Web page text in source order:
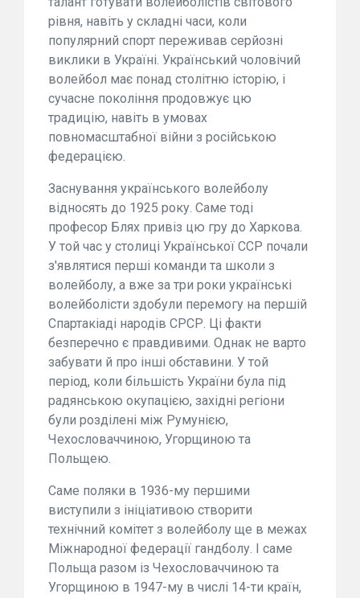
рівня, навіть у складні часи, коли
популярний спорт переживав серйозні
виклики в Україні. Український чоловічий
волейбол має понад столітню історію, і
сучасне покоління продовжує цю
традицію, навіть в умовах
повномасштабної війни з російською
федерацією.
Заснування українського волейболу
відносять до 1925 року. Саме тоді
професор Блях привіз цю гру до Харкова.
У той час у столиці Української ССР почали
з'являтися перші команди та школи з
волейболу, а вже за три роки українські
волейболісти здобули перемогу на першій
Спартакіаді народів СРСР. Ці факти
безперечно є правдивими. Однак не варто
забувати й про інші обставини. У той
період, коли більшість України була під
радянською окупацією, західні регіони
були розділені між Румунією,
Чехословаччиною, Угорщиною та
Польщею.
Саме поляки в 1936-му першими
виступили з ініціативою створити
технічний комітет з волейболу ще в межах
Міжнародної федерації гандболу. І саме
Польща разом із Чехословаччиною та
Угорщиною в 1947-му в числі 14-ти країн,